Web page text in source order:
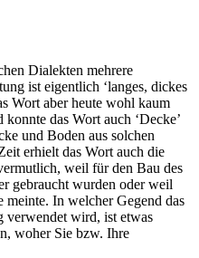
Dialekten mehrere
ist eigentlich ‘langes, dickes
Wort aber heute wohl kaum
das Wort auch ‘Decke’
und Boden aus solchen
erhielt das Wort auch die
weil für den Bau des
gebraucht wurden oder weil
meinte. In welcher Gegend das
verwendet wird, ist etwas
woher Sie bzw. Ihre